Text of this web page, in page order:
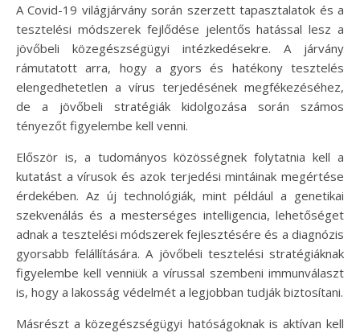
A Covid-19 világjárvány során szerzett tapasztalatok és a
tesztelési módszerek fejlődése jelentős hatással lesz a
jövőbeli közegészségügyi intézkedésekre. A járvány
rámutatott arra, hogy a gyors és hatékony tesztelés
elengedhetetlen a vírus terjedésének megfékezéséhez,
de a jövőbeli stratégiák kidolgozása során számos
tényezőt figyelembe kell venni.
Először is, a tudományos közösségnek folytatnia kell a
kutatást a vírusok és azok terjedési mintáinak megértése
érdekében. Az új technológiák, mint például a genetikai
szekvenálás és a mesterséges intelligencia, lehetőséget
adnak a tesztelési módszerek fejlesztésére és a diagnózis
gyorsabb felállítására. A jövőbeli tesztelési stratégiáknak
figyelembe kell venniük a vírussal szembeni immunválaszt
is, hogy a lakosság védelmét a legjobban tudják biztosítani.
Másrészt a közegészségügyi hatóságoknak is aktívan kell